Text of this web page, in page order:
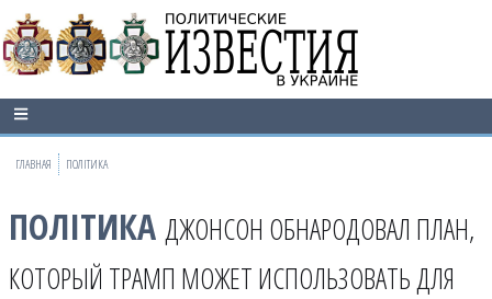
ГЛАВНАЯ ПОЛІТИКА
ПОЛІТИКА ДЖОНСОН ОБНАРОДОВАЛ ПЛАН,
КОТОРЫЙ ТРАМП МОЖЕТ ИСПОЛЬЗОВАТЬ ДЛЯ